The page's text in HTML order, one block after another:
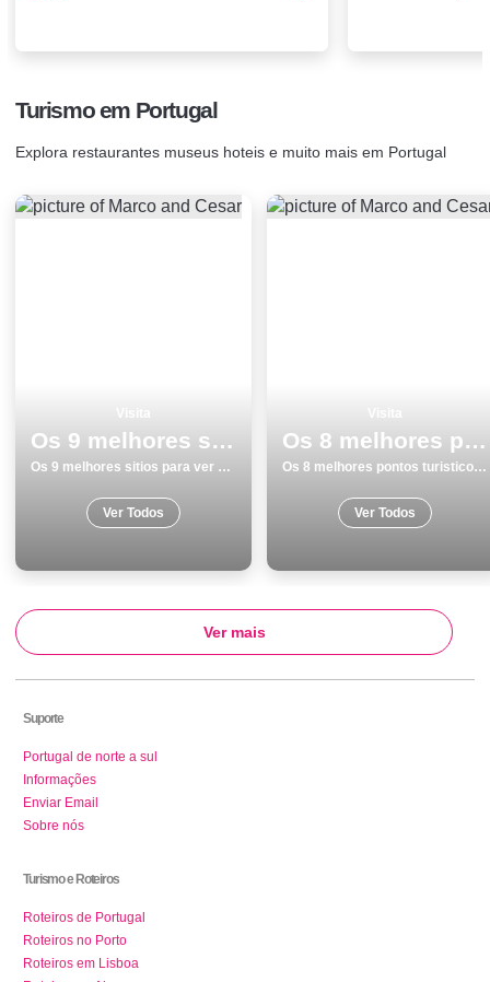
Turismo em Portugal
Explora restaurantes museus hoteis e muito mais em Portugal
Os 9 melhores sitios para ver e visitar em Lisboa
Os 9 melhores sitios para ver e visitar em Lisboa
Ver Todos
Os 8 melhores pontos turisticos para visitar em AlcobaÃ§a
Os 8 melhores pontos turisticos para visitar em AlcobaÃ§a
Ver Todos
Ver mais
Suporte
Portugal de norte a sul
Informações
Enviar Email
Sobre nós
Turismo e Roteiros
Roteiros de Portugal
Roteiros no Porto
Roteiros em Lisboa